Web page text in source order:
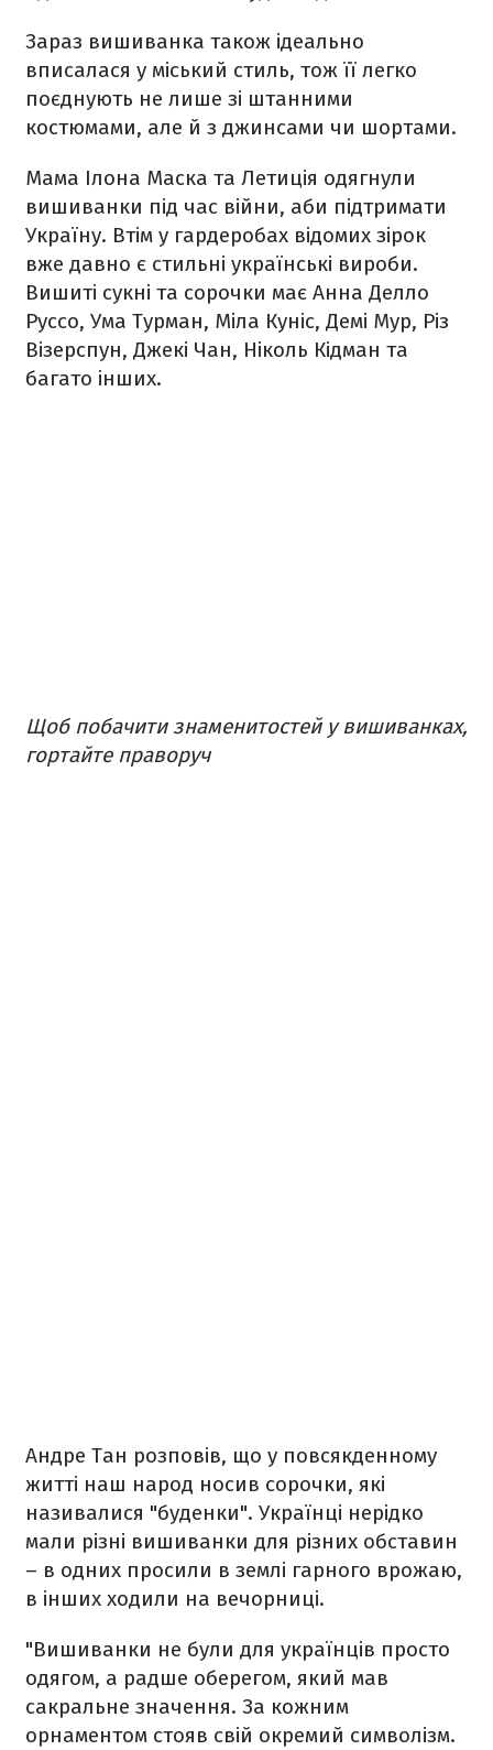
Зараз вишиванка також ідеально
вписалася у міський стиль, тож її легко
поєднують не лише зі штанними
костюмами, але й з джинсами чи шортами.
Мама Ілона Маска та Летиція одягнули
вишиванки під час війни, аби підтримати
Україну. Втім у гардеробах відомих зірок
вже давно є стильні українські вироби.
Вишиті сукні та сорочки має Анна Делло
Руссо, Ума Турман, Міла Куніс, Демі Мур, Різ
Візерспун, Джекі Чан, Ніколь Кідман та
багато інших.
Щоб побачити знаменитостей у вишиванках,
гортайте праворуч
Андре Тан розповів, що у повсякденному
житті наш народ носив сорочки, які
називалися "буденки". Українці нерідко
мали різні вишиванки для різних обставин
– в одних просили в землі гарного врожаю,
в інших ходили на вечорниці.
"Вишиванки не були для українців просто
одягом, а радше оберегом, який мав
сакральне значення. За кожним
орнаментом стояв свій окремий символізм.